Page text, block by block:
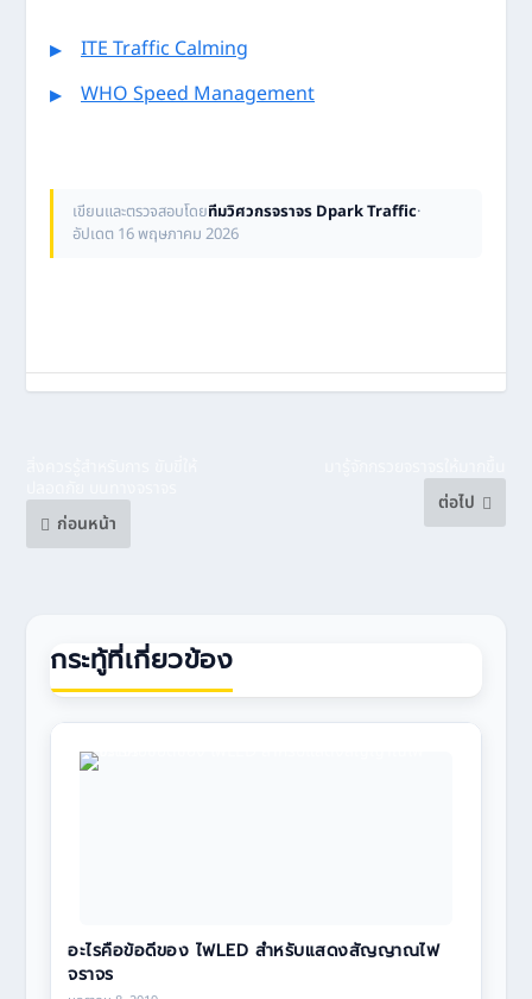
ITE Traffic Calming
WHO Speed Management
เขียนและตรวจสอบโดยทีมวิศวกรจราจร Dpark Traffic·
อัปเดต 16 พฤษภาคม 2026
ก่อนหน้า
ต่อไป
กระทู้ที่เกี่ยวข้อง
อะไรคือข้อดีของ ไฟLED สำหรับแสดงสัญญาณไฟ
จราจร